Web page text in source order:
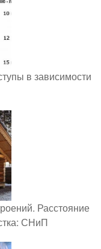
в зависимости
Расстояние
СНиП